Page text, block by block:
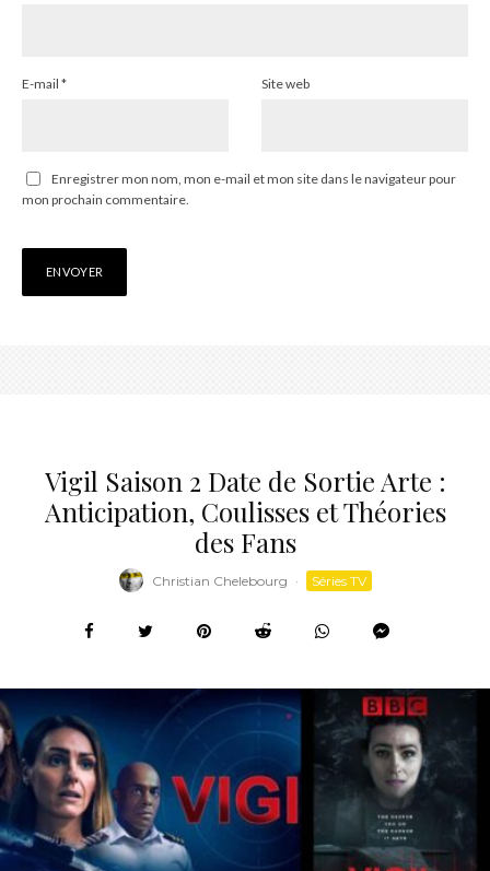
E-mail * Site web
Enregistrer mon nom, mon e-mail et mon site dans le navigateur pour
mon prochain commentaire.
Vigil Saison 2 Date de Sortie Arte :
Anticipation, Coulisses et Théories
des Fans
Christian Chelebourg · Séries TV